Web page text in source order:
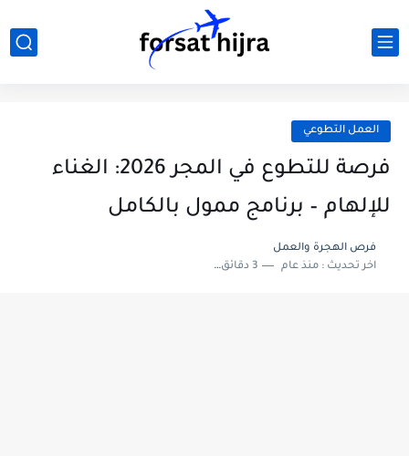
العمل التطوعي
فرصة للتطوع في المجر 2026: الغناء
للإلهام – برنامج ممول بالكامل
فرص الهجرة والعمل
اخر تحديث :منذ عام 3 دقائق للقراءة